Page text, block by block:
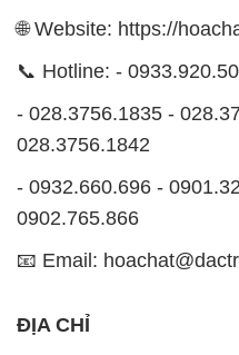
🌐 Website: https://
📞 Hotline: -
- 028.3756.1835 -
028.3756.1842
- 0932.660.696 -
0902.765.866
📧 Email:
ĐỊA CHỈ